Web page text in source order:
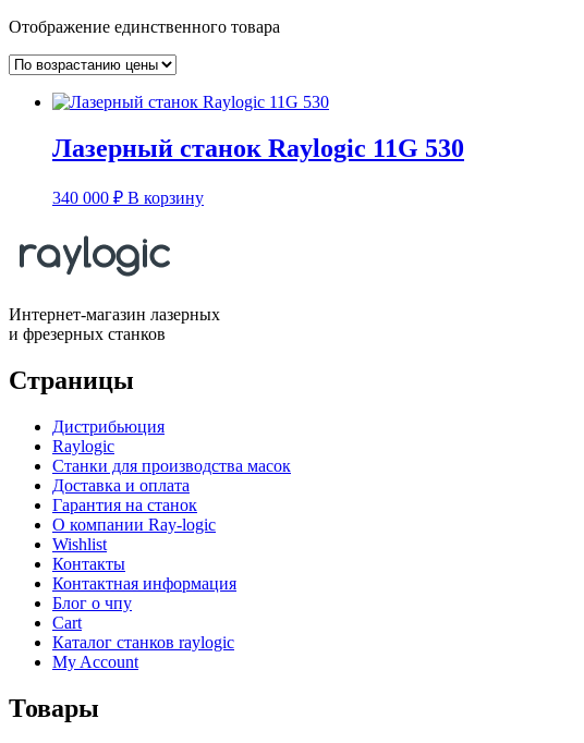
Отображение единственного товара
Лазерный станок Raylogic 11G 530
340 000 ₽ В корзину
Интернет-магазин лазерных
и фрезерных станков
Страницы
Дистрибьюция
Raylogic
Станки для производства масок
Доставка и оплата
Гарантия на станок
О компании Ray-logic
Wishlist
Контакты
Контактная информация
Блог о чпу
Cart
Каталог станков raylogic
My Account
Товары